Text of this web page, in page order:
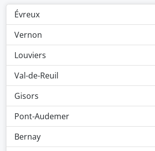
Évreux
Vernon
Louviers
Val-de-Reuil
Gisors
Pont-Audemer
Bernay